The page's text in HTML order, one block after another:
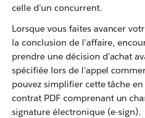
celle d'un concurrent.
Lorsque vous faites avancer
la conclusion de l'affaire,
prendre une décision d'achat
spécifiée lors de l'appel
pouvez simplifier cette tâche
contrat PDF comprenant un
signature électronique (e-sign).